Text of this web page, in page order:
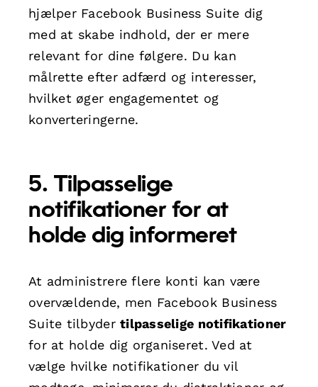
hjælper Facebook Business Suite dig
med at skabe indhold, der er mere
relevant for dine følgere. Du kan
målrette efter adfærd og interesser,
hvilket øger engagementet og
konverteringerne.
5. Tilpasselige
notifikationer for at
holde dig informeret
At administrere flere konti kan være
overvældende, men Facebook Business
Suite tilbydertilpasselige notifikationer
for at holde dig organiseret. Ved at
vælge hvilke notifikationer du vil